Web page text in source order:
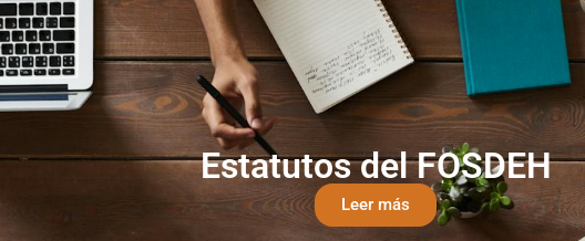
Estatutos del FOSDEH
Leer más